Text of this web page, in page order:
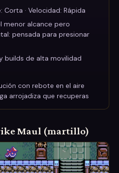
Corta · Velocidad: Rápida
menor alcance pero
pensada para presionar
builds de alta movilidad
con rebote en el aire
arrojadiza que recuperas
Maul (martillo)